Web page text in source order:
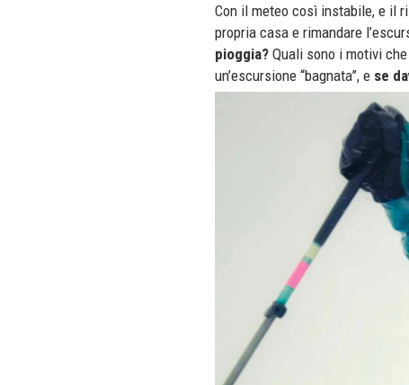
Con il meteo così instabile, e il
propria casa e rimandare
pioggia? Quali sono i motivi
un’escursione “bagnata”, e se